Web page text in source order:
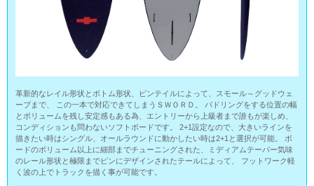
革新的なレイル形状とボトム形状、ピンテイルによって、スモール～グッドウェ
ーブまで、 この一本で対応できてしまうＳＷＯＲＤ。 パドリングをする位置の幅
とボリュームを残し安定感もある為、エントリーから上級者まで誰もが楽しめ、
コンディションも問わないソフトボードです。 2+1設定なので、大きいラインを
描きたい時はシングル、オールラウンドに動かしたい時は2+1と選択が可能。 ボ
ードのボリューム以上に細部までチューニングされた、ミディアムテーパー気味
のレール形状と極限までピンにデザインされたテールによって、 フットワーク軽
く波の上でトラックを描く事が可能です。